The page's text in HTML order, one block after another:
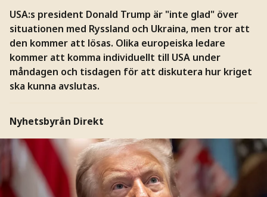
USA:s president Donald Trump är "inte glad" över
situationen med Ryssland och Ukraina, men tror att
den kommer att lösas. Olika europeiska ledare
kommer att komma individuellt till USA under
måndagen och tisdagen för att diskutera hur kriget
ska kunna avslutas.
Nyhetsbyrån Direkt